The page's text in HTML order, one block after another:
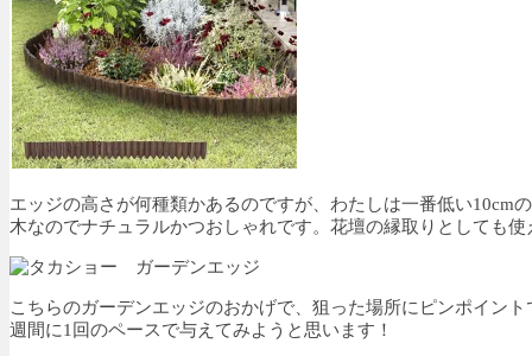
エッジの高さが何種類かあるのですが、わたしは一番低い10cm
木なのでナチュラルかつおしゃれです。花壇の縁取りとしても
こちらのガーデンエッジのおかげで、狙った場所にピンポイン
週間に1回のペースで与えてみようと思います！